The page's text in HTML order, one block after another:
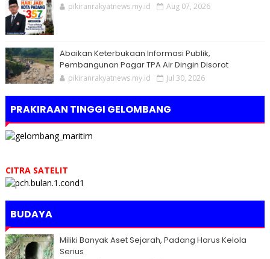
pikiranrakyatnews.my.id Aug 07, 2026
Abaikan Keterbukaan Informasi Publik,
Pembangunan Pagar TPA Air Dingin Disorot
pikiranrakyatnews.my.id Jul 30, 2026
PRAKIRAAN TINGGI GELOMBANG
CITRA SATELIT
BUDAYA
Miliki Banyak Aset Sejarah, Padang Harus Kelola
Serius